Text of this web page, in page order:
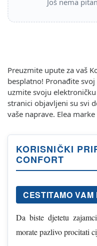
Još nema
Preuzmite upute za vaš
besplatno! Pronađite svoj
uzmite svoju
stranici objavljeni su svi
vaše naprave. Elea marke
KORISNIČKI
CONFORT
CESTITAMO
Da biste djetetu
morate pazlivo procitati